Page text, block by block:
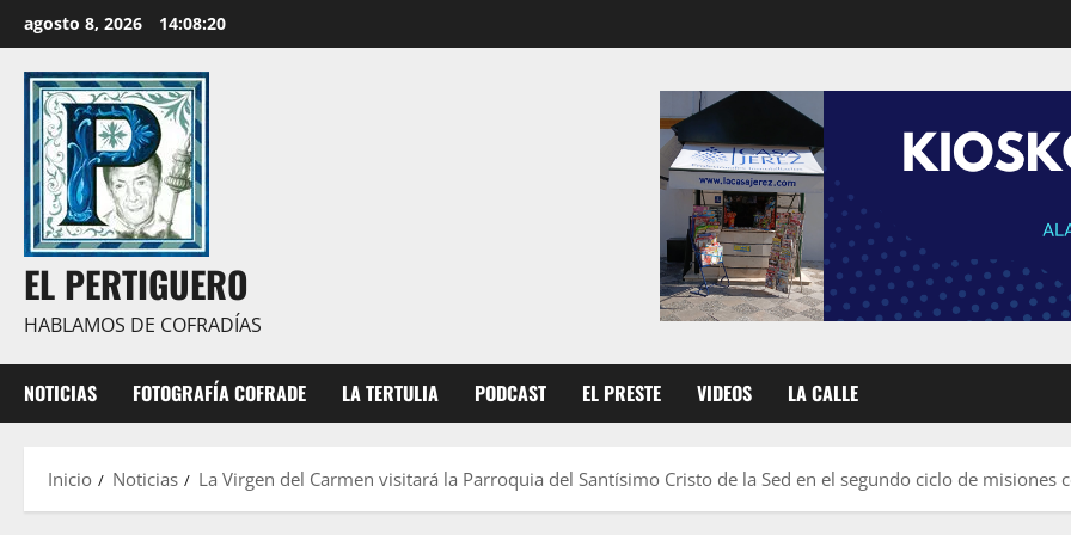
al
contenido
agosto 8, 2026 14:08:21
EL PERTIGUERO
HABLAMOS DE COFRADÍAS
NOTICIAS FOTOGRAFÍA COFRADE LA TERTULIA PODCAST EL PRESTE VIDEOS LA CALLE
Inicio Noticias La Virgen del Carmen visitará la Parroquia del Santísimo Cristo de la Sed en el segundo ciclo de